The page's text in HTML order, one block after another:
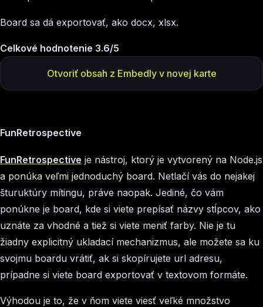
Board sa dá exportovať, ako docx, xlsx.
Celkové hodnotenie 3.6/5
Otvoriť obsah z Embedly v novej karte
FunRetrospective
FunRetrospective je nástroj, ktorý je vytvorený na Node.js
a ponúka veľmi jednoduchý board. Netlačí vás do nejakej
šturuktúry mítingu, práve naopak. Jediné, čo vám
ponúkne je board, kde si viete prepísať názvy stĺpcov, ako
uznáte za vhodné a tiež si viete meniť farby. Nie je tu
žiadny explicitný ukladací mechanizmus, ale možete sa ku
svojmu boardu vrátiť, ak si skopírujete url adresu,
prípadne si viete board exportovať v textovom formáte.
Výhodou je to, že v ňom viete viesť veľké množstvo